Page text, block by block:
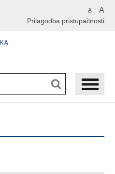
A A
Prilagodba pristupačnosti